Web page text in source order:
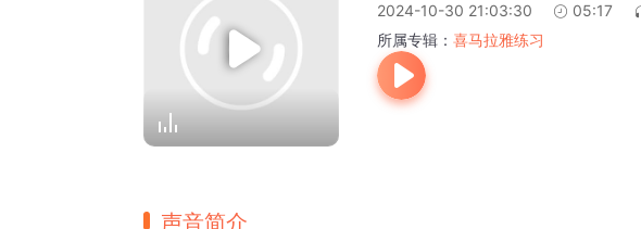
2024-10-30 21:03:30 05:17
所属专辑： 喜马拉雅练习
声音简介